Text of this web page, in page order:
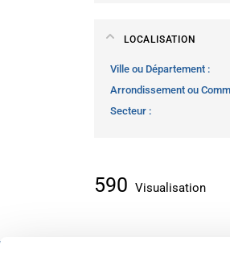
LOCALISATION
Ville ou Département
Arrondissement ou
Secteur
590 Visualisation